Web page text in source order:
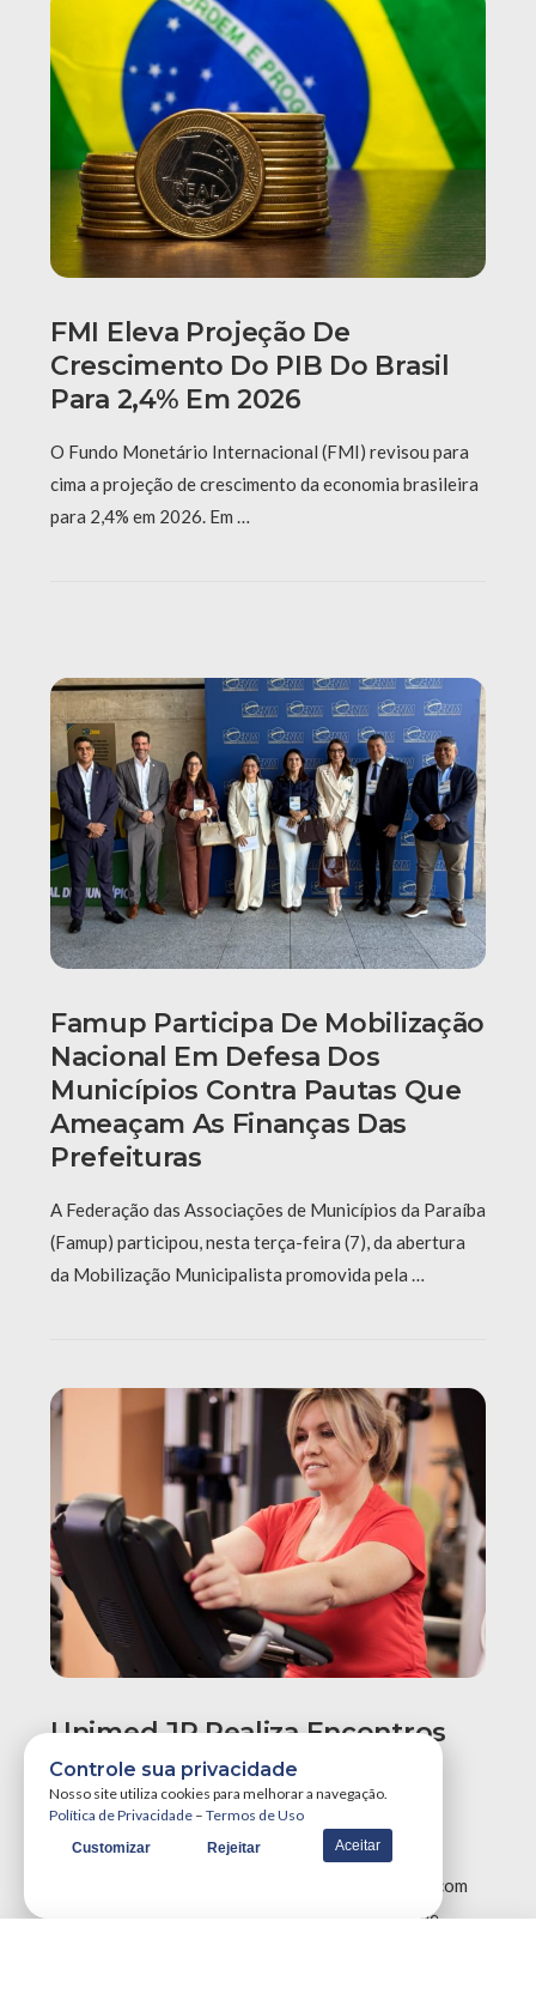
FMI Eleva Projeção De
Crescimento Do PIB Do Brasil
Para 2,4% Em 2026
O Fundo Monetário Internacional (FMI) revisou para
cima a projeção de crescimento da economia brasileira
para 2,4% em 2026. Em …
Famup Participa De Mobilização
Nacional Em Defesa Dos
Municípios Contra Pautas Que
Ameaçam As Finanças Das
Prefeituras
A Federação das Associações de Municípios da Paraíba
(Famup) participou, nesta terça-feira (7), da abertura
da Mobilização Municipalista promovida pela …
Unimed JP Realiza Encontros
Virtuais Gratuitos Com
Orientações Para Perda De
É possível perder peso de forma segura e eficaz com
as orientações corretas e incentivo à mudança de
Controle sua privacidade
Nosso site utiliza cookies para melhorar a navegação.
Política de Privacidade – Termos de Uso
Customizar Rejeitar Aceitar